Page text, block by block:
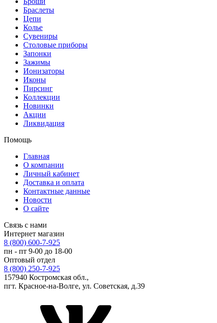
Браслеты
Цепи
Колье
Сувениры
Столовые приборы
Запонки
Зажимы
Ионизаторы
Иконы
Пирсинг
Коллекции
Новинки
Акции
Ликвидация
Помощь
Главная
О компании
Личный кабинет
Доставка и оплата
Контактные данные
Новости
О сайте
Связь с нами
Интернет магазин
8 (800) 600-7-925
пн - пт 9-00 до 18-00
Оптовый отдел
8 (800) 250-7-925
157940 Костромская обл.,
пгт. Красное-на-Волге, ул. Советская, д.39